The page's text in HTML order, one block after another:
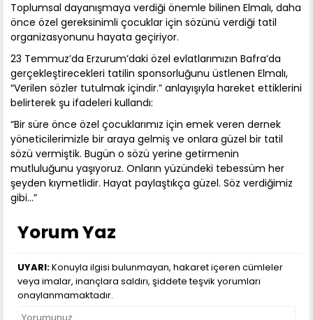
Toplumsal dayanışmaya verdiği önemle bilinen Elmalı, daha
önce özel gereksinimli çocuklar için sözünü verdiği tatil
organizasyonunu hayata geçiriyor.
23 Temmuz’da Erzurum’daki özel evlatlarımızın Bafra’da
gerçekleştirecekleri tatilin sponsorluğunu üstlenen Elmalı,
“Verilen sözler tutulmak içindir.” anlayışıyla hareket ettiklerini
belirterek şu ifadeleri kullandı:
“Bir süre önce özel çocuklarımız için emek veren dernek
yöneticilerimizle bir araya gelmiş ve onlara güzel bir tatil
sözü vermiştik. Bugün o sözü yerine getirmenin
mutluluğunu yaşıyoruz. Onların yüzündeki tebessüm her
şeyden kıymetlidir. Hayat paylaştıkça güzel. Söz verdiğimiz
gibi…”
Yorum Yaz
UYARI:Konuyla ilgisi bulunmayan, hakaret içeren cümleler
veya imalar, inançlara saldırı, şiddete teşvik yorumları
onaylanmamaktadır.